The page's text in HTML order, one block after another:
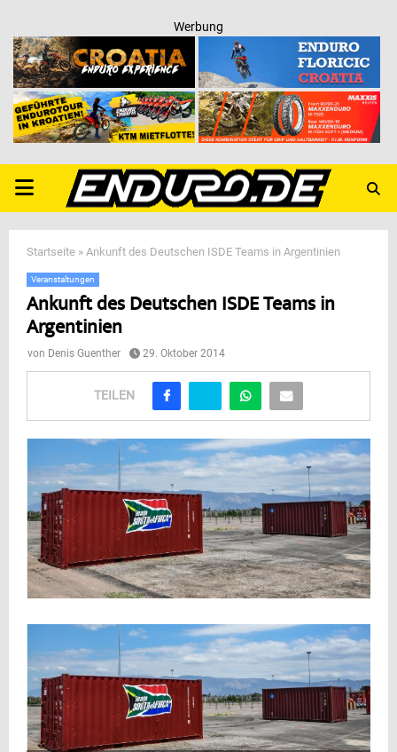
Werbung
PRIMARY
MENU
Startseite » Ankunft des Deutschen ISDE Teams in Argentinien
Veranstaltungen
Ankunft des Deutschen ISDE Teams in
Argentinien
von Denis Guenther 29. Oktober 2014
TEILEN